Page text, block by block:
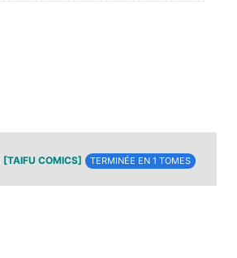
[TAIFU COMICS] TERMINÉE EN 1 TOMES